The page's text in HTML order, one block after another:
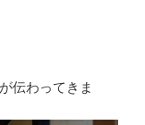
伝わってきま